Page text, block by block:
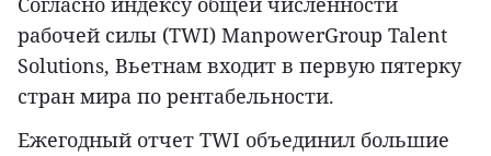
рабочей силы (TWI) ManpowerGroup Talent
Solutions, Вьетнам входит в первую пятерку
стран мира по рентабельности.
Ежегодный отчет TWI объединил большие